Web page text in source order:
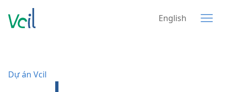
English
Dự án Vcil